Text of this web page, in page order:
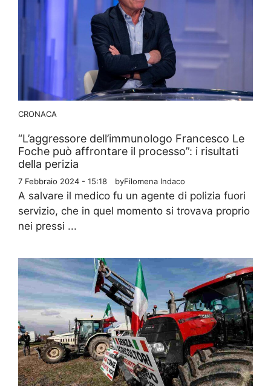
CRONACA
“L’aggressore dell’immunologo Francesco Le
Foche può affrontare il processo”: i risultati
della perizia
7 Febbraio 2024 - 15:18 byFilomena Indaco
A salvare il medico fu un agente di polizia fuori
servizio, che in quel momento si trovava proprio
nei pressi ...